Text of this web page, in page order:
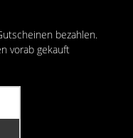
bezahlen.
vorab gekauft